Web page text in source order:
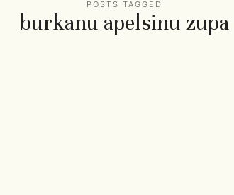
garšu
POSTS TAGGED
burkanu apelsinu zupa